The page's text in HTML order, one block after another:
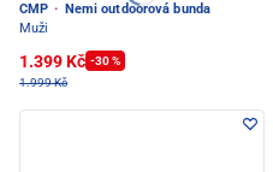
CMP ·
Nemi outdoorová bunda
Muži
1.399 Kč -30 %
1.999 Kč